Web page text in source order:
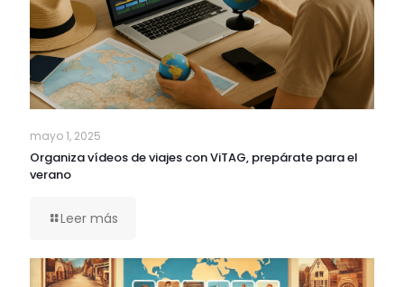
mayo 1, 2025
Organiza vídeos de viajes con ViTAG, prepárate para el
verano
Leer más